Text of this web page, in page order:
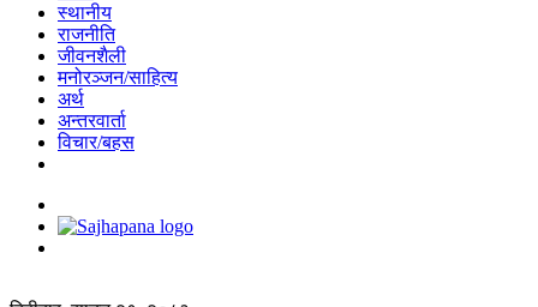
स्थानीय
राजनीति
जीवनशैली
मनोरञ्जन/साहित्य
अर्थ
अन्तरवार्ता
विचार/बहस